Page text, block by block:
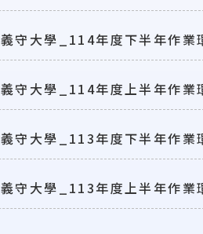
義守大學_114年度下半年作
義守大學_114年度上半年作
義守大學_113年度下半年作
義守大學_113年度上半年作